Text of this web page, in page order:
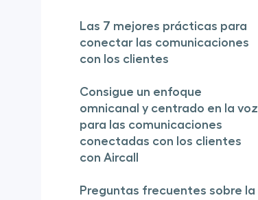
Las 7 mejores prácticas para
conectar las comunicaciones
con los clientes
Consigue un enfoque
omnicanal y centrado en la voz
para las comunicaciones
conectadas con los clientes
con Aircall
Preguntas frecuentes sobre la